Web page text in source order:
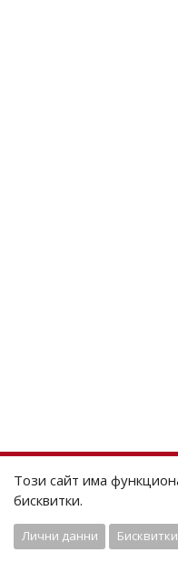
Този сайт има
бисквитки.
Лични данни Бисквитки